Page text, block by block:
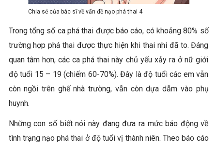
Chia sẻ của bác sĩ về vấn đề nạo phá thai 4
Trong tổng số ca phá thai được báo cáo, có khoảng 80% số
trường hợp phá thai được thực hiện khi thai nhi đã to. Đáng
quan tâm hơn, các ca phá thai này chủ yếu xảy ra ở nữ giới
độ tuổi 15 – 19 (chiếm 60-70%). Đây là độ tuổi các em vẫn
còn ngồi trên ghế nhà trường, vẫn còn dựa dẫm vào phụ
huynh.
Những con số biết nói này đang đưa ra mức báo động về
tình trạng nạo phá thai ở độ tuổi vị thành niên. Theo báo cáo